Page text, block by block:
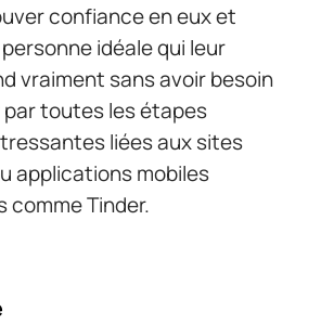
confiance en eux et
idéale qui leur
vraiment sans avoir besoin
par toutes les étapes
liées aux sites
applications mobiles
comme Tinder.